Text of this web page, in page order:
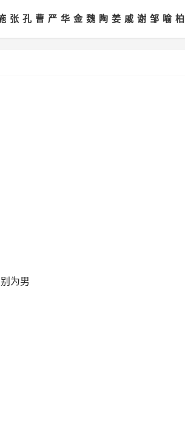
张 孔 曹 严 华 金 魏 陶 姜 戚 谢 邹 喻 柏
为男